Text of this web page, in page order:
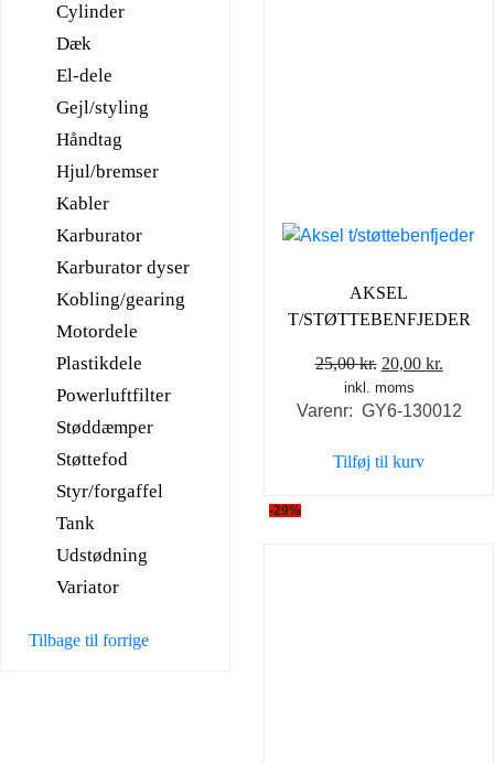
Cylinder
Dæk
El-dele
Gejl/styling
Håndtag
Hjul/bremser
Kabler
Karburator
Karburator dyser
Kobling/gearing
Motordele
Plastikdele
Powerluftfilter
Støddæmper
Støttefod
Styr/forgaffel
Tank
Udstødning
Variator
Tilbage til forrige
AKSEL
T/STØTTEBENFJEDER
25,00kr. Den
oprindelige
pris
25,00 kr..
20,00 kr.Den
pris
inkl. moms
Varenr: GY6-130012
Tilføj til kurv
-29%